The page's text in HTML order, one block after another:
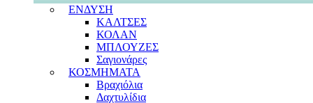
ΕΝΔΥΣΗ
ΚΑΛΤΣΕΣ
ΚΟΛΑΝ
ΜΠΛΟΥΖΕΣ
Σαγιονάρες
ΚΟΣΜΗΜΑΤΑ
Βραχιόλια
Δαχτυλίδια